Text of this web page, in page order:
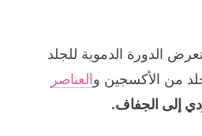
الدورة الدموية للجلد
من الأكسجين والعناصر
إلى الجفاف.